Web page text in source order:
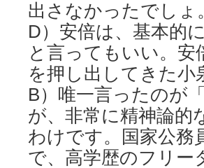
出さなかったでしょ
D）安倍は、基本的
と言ってもいい。
を押し出してきた小
B）唯一言ったのが
が、非常に精神論的
わけです。国家公務
で、高学歴のフリー